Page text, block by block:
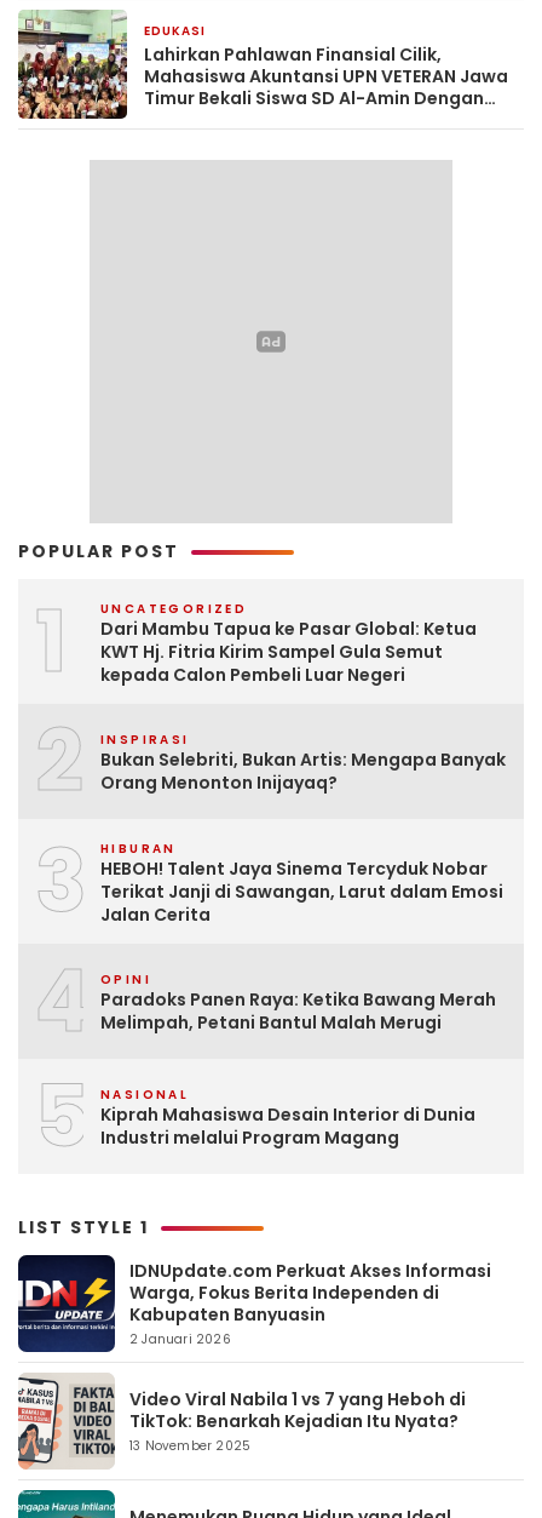
EDUKASI
Lahirkan Pahlawan Finansial Cilik,
Mahasiswa Akuntansi UPN VETERAN Jawa
Timur Bekali Siswa SD Al-Amin Dengan
POPULAR POST
1 UNCATEGORIZED
Dari Mambu Tapua ke Pasar Global: Ketua
KWT Hj. Fitria Kirim Sampel Gula Semut
kepada Calon Pembeli Luar Negeri
2 INSPIRASI
Bukan Selebriti, Bukan Artis: Mengapa Banyak
Orang Menonton Inijayaq?
3 HIBURAN
HEBOH! Talent Jaya Sinema Tercyduk Nobar
Terikat Janji di Sawangan, Larut dalam Emosi
Jalan Cerita
4 OPINI
Paradoks Panen Raya: Ketika Bawang Merah
Melimpah, Petani Bantul Malah Merugi
5 NASIONAL
Kiprah Mahasiswa Desain Interior di Dunia
Industri melalui Program Magang
LIST STYLE 1
IDNUpdate.com Perkuat Akses Informasi
Warga, Fokus Berita Independen di
Kabupaten Banyuasin
2 Januari 2026
Video Viral Nabila 1 vs 7 yang Heboh di
TikTok: Benarkah Kejadian Itu Nyata?
13 November 2025